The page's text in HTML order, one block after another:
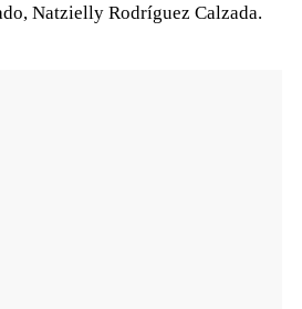
Natzielly Rodríguez Calzada.